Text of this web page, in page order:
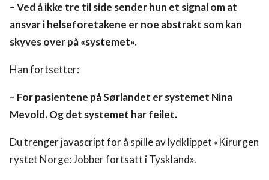
–Ved å ikke tre til side sender hun et signal om at
ansvar i helseforetakene er noe abstrakt som kan
skyves over på «systemet».
Han fortsetter:
– For pasientene på Sørlandet er systemet Nina
Mevold. Og det systemet har feilet.
Du trenger javascript for å spille av lydklippet «Kirurgen
rystet Norge: Jobber fortsatt i Tyskland».